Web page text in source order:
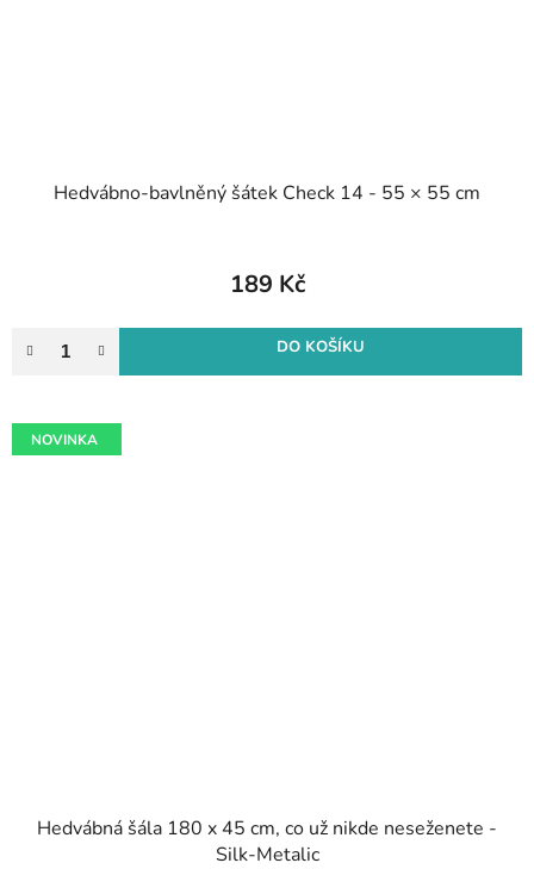
Hedvábno-bavlněný šátek Check 14 - 55 × 55 cm
189 Kč
DO KOŠÍKU
NOVINKA
Hedvábná šála 180 x 45 cm, co už nikde neseženete -
Silk-Metalic